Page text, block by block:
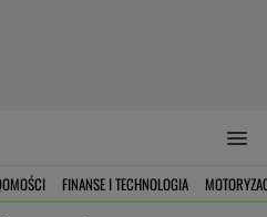
FINANSE I TECHNOLOGIA